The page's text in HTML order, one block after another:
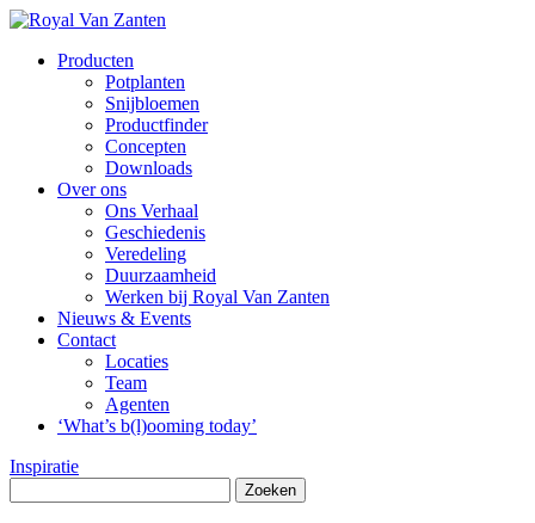
Producten
Potplanten
Snijbloemen
Productfinder
Concepten
Downloads
Over ons
Ons Verhaal
Geschiedenis
Veredeling
Duurzaamheid
Werken bij Royal Van Zanten
Nieuws & Events
Contact
Locaties
Team
Agenten
‘What’s b(l)ooming today’
Inspiratie